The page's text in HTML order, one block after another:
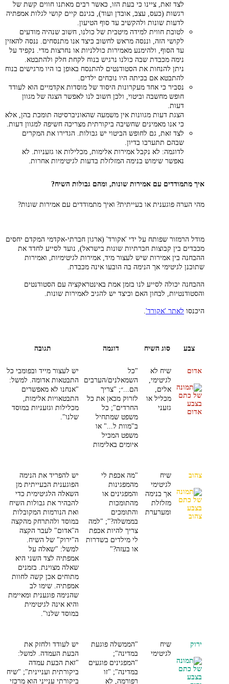
לצד זאת, ציינו כי בעת הזו, כאשר רבים מאתנו חווים קשת של
רגשות (כעס, עצב, אובדן ועוד), בגינם קיים קושי לגלות אמפתיה
לדעות שונות ולהקשיב עד סוף הטיעון.
לטובת חווית למידה מיטבית של כולנו, חשוב שנהיה מודעים
לקושי הזה, וננסה מראש לחשוב כיצד אנו מתנסחים. ננסה להאזין
עד הסוף, ולהימנע מאמירות כוללניות או נחרצות מדי. נקפיד על
נימה מכבדת שבה כולנו נרגיש בנוח לקחת חלק ולהתבטא.
ניתן להנחות את הסטודנטים להתנסח באופן בו היו מרגישים בנוח
להתבטא אם בכיתה היו נוכחים ילדים.
נסביר כי אחד מעקרונות היסוד של מוסדות אקדמיים הוא לעודד
חופש מחשבה וביטוי, ולכן חשוב לנו לאפשר הצגה של מגוון
דעות.
הצגת דעות מגוונות אין משמעה שהאוניברסיטה תומכת בהן, אלא
כי אנו מאמינים שחשיבה ביקורתית מצריכה חשיפה למגוון דעות.
לצד זאת, גם לחופש הביטוי יש גבולות. הגדירו את המקרים
שבהם תתערבו בדיון.
לדוגמה: לא נקבל אמירות אלימות, מכלילות או גזעניות. לא
נאפשר שימוש בנימה המזלזלת בדעות לגיטימיות אחרות.
איך מתמודדים עם אמירות שונות, ומהם גבולות השיח?
מהי הערה פוגענית או בעייתית? ואיך מתמודדים עם אמירות שונות?
מודל הרמזור שפותח על ידי 'אקורד' (ארגון חברתי-אקדמי המקדם יחסים
מכבדים בין קבוצות חברתיות שונות בישראל), נועד לסייע לחדד את
ההבחנה בין אמירות שיש לעצור מיד, אמירות לגיטימיות, ואמירות
שתוכנן לגיטימי אך הנימה בה הובעו אינה מכבדת.
ההבחנה יכולה לסייע לנו בזמן אמת באינטראקציה עם הסטודנטים
והסטודנטיות, לבחון האם וכיצד יש להגיב לאמירות שונות.
היכנסו לאתר 'אקורד'
צבע סוג השיח דוגמה תגובה
אדום
שיח לא
לגיטימי,
אלים,
מכליל או
גזעני
"כל
השמאלנים/הערבים
הם...״; "צריך
לזרוק מכאן את כל
החרדים"; כל
משפט שמתחיל
ב"מוות ל..." או
משפט המכיל
איומים באלימות
יש לעצור מייד ובפומבי כל
התבטאות אדומה. למשל:
"אנחנו לא מאפשרים
התבטאויות אלימות,
מכלילות וגזעניות במוסד
שלנו".
צהוב
שיח
לגיטימי
אך בנימה
מזלזלת
ומערערת
"מה אכפת לי
מהמפגינות
והמפגינים או
מהתומכות
והתומכים
בממשלה?"; "למה
צריך להיות אכפת
לי מילדים בשדרות
או בעזה?"
יש להפריד את הנימה
הפוגענית הבעייתית מן
השאלה הלגיטימית כדי
להבהיר את גבולות השיח
ואת הנורמות המקובלות
במוסד ולהתרחק מהקצה
ה"אדום" לעבר הקצה
ה"ירוק" של השיח.
למשל: "שאלה על
אמפתיה לצד השני היא
שאלה מצוינת. בזמנים
מתוחים אכן קשה לחוות
אמפתיה. שימו לב
שהנימה פוגענית ומאיימת
והיא אינה לגיטימית
במוסד שלנו".
ירוק
שיח
לגיטימי
"הממשלה פוגעת
במדינה";
"המפגינים פוגעים
במדינה"; "זו
רפורמה, לא
יש לעודד ולחזק את
הבעת העמדה. למשל:
"זאת הבעת עמדה
ביקורתית ועניינית"; "שיח
ביקורתי ענייני הוא מרכזי